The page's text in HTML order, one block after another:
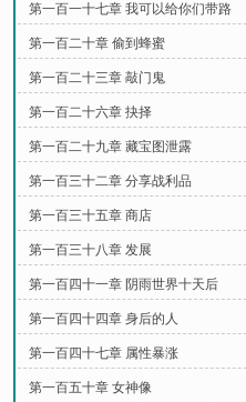
第一百一十七章 我可以给你们带路
第一百二十章 偷到蜂蜜
第一百二十三章 敲门鬼
第一百二十六章 抉择
第一百二十九章 藏宝图泄露
第一百三十二章 分享战利品
第一百三十五章 商店
第一百三十八章 发展
第一百四十一章 阴雨世界十天后
第一百四十四章 身后的人
第一百四十七章 属性暴涨
第一百五十章 女神像